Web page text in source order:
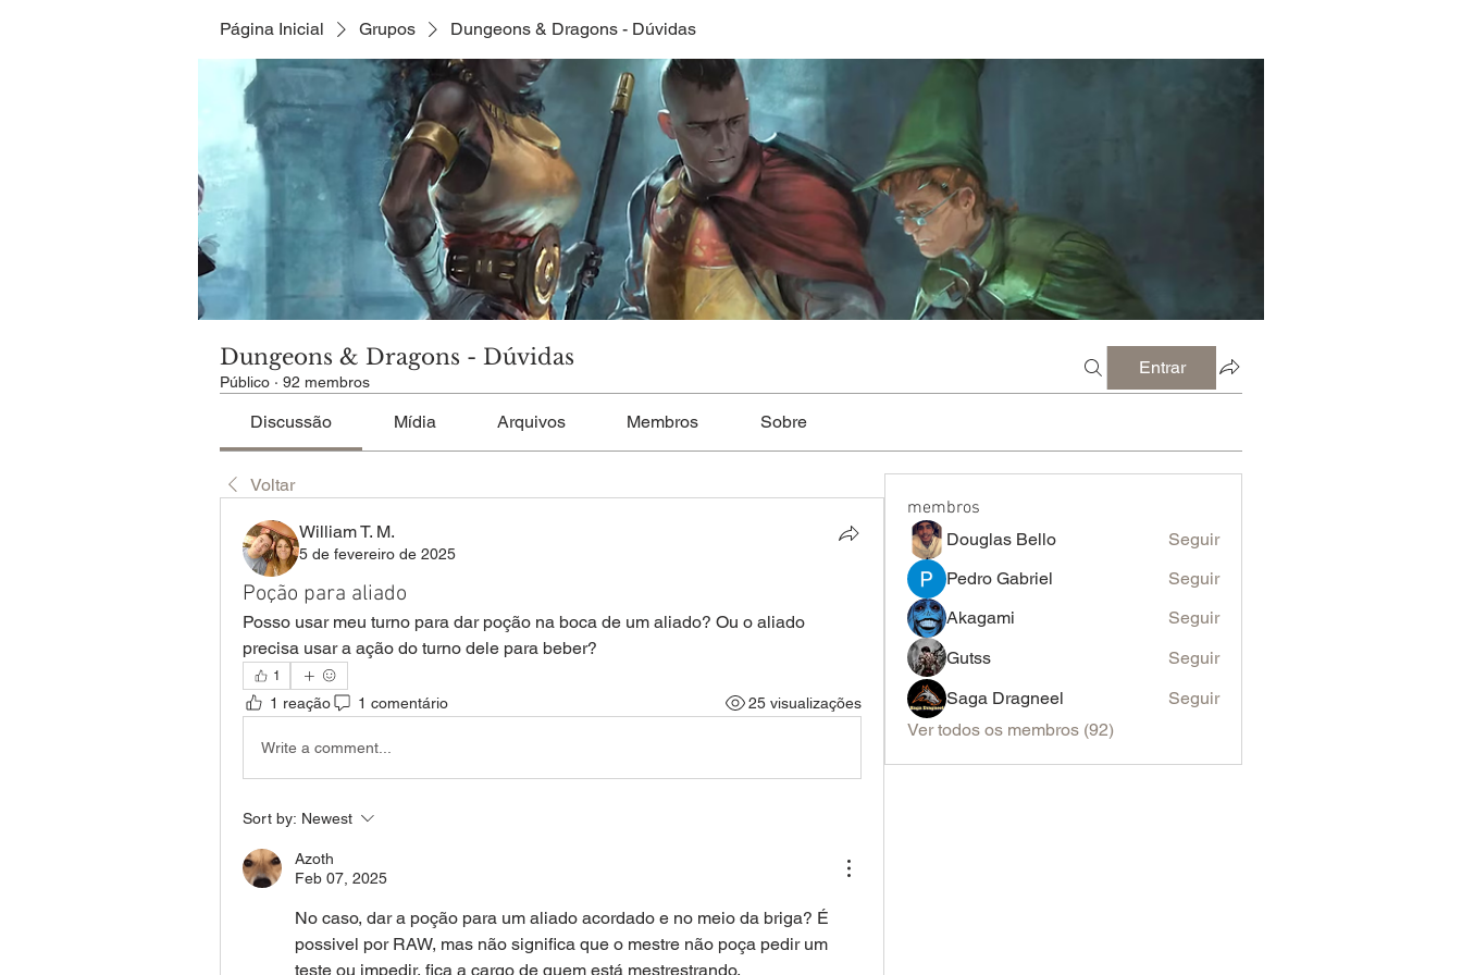
Página Inicial Grupos Dungeons & Dragons - Dúvidas
Dungeons & Dragons - Dúvidas
Público · 92 membros
Entrar
Discussão Mídia Arquivos Membros Sobre
Voltar
William T. M.
5 de fevereiro de 2025
Poção para aliado
Posso usar meu turno para dar poção na boca de um aliado? Ou o aliado
precisa usar a ação do turno dele para beber?
1
1 reação 1 comentário 25 visualizações
Write a comment...
Sort by: Newest
Azoth
Feb 07, 2025
No caso, dar a poção para um aliado acordado e no meio da briga? É
possivel por RAW, mas não significa que o mestre não poça pedir um
teste ou impedir, fica a cargo de quem está mestrestrando.
membros
Douglas Bello
Seguir
Pedro Gabriel
Seguir
Akagami
Seguir
Gutss
Seguir
Saga Dragneel
Seguir
Ver todos os membros (92)